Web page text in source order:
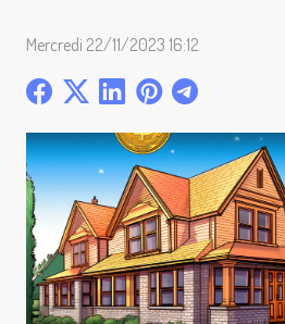
Mercredi 22/11/2023 16:12